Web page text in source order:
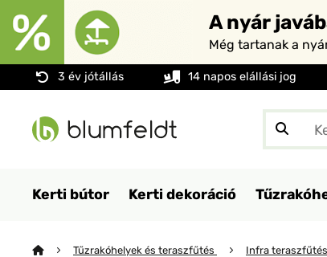
A nyár
Még tartanak a
3 év jótállás 14 napos elállási jog
Kerti bútor Kerti dekoráció
Tűzrakóhelyek és teraszfűtés Infra teraszfűtés